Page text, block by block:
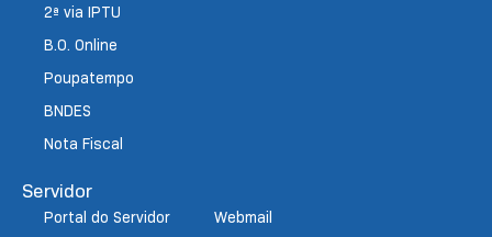
2ª via IPTU
B.O. Online
Poupatempo
BNDES
Nota Fiscal
Servidor
Portal do Servidor Webmail